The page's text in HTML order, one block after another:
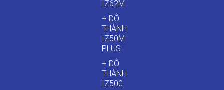
IZ62M
+ ĐÔ
THÀNH
IZ50M
PLUS
+ ĐÔ
THÀNH
IZ500